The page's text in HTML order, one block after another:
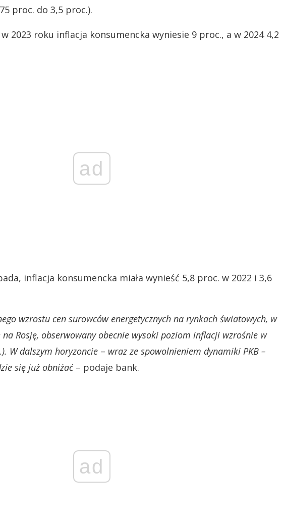
proc. do 3,5 proc.).
2023 roku inflacja konsumencka wyniesie 9 proc., a w 2024 4,2
ad
inflacja konsumencka miała wynieść 5,8 proc. w 2022 i 3,6
wzrostu cen surowców energetycznych na rynkach światowych, w
na Rosję, obserwowany obecnie wysoki poziom inflacji wzrośnie w
W dalszym horyzoncie – wraz ze spowolnieniem dynamiki PKB –
się już obniżać– podaje bank.
ad